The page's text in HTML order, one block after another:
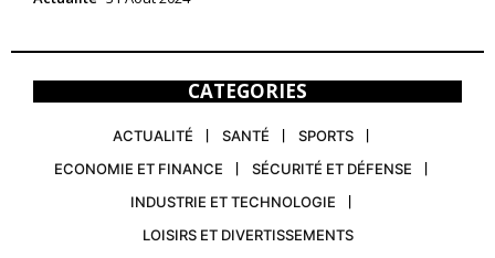
CATEGORIES
ACTUALITÉ SANTÉ
SPORTS
ECONOMIE ET FINANCE
SÉCURITÉ ET DÉFENSE
INDUSTRIE ET TECHNOLOGIE
LOISIRS ET DIVERTISSEMENTS